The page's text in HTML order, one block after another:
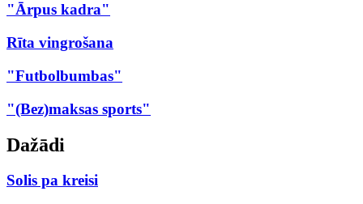
"Ārpus kadra"
Rīta vingrošana
"Futbolbumbas"
"(Bez)maksas sports"
Dažādi
Solis pa kreisi